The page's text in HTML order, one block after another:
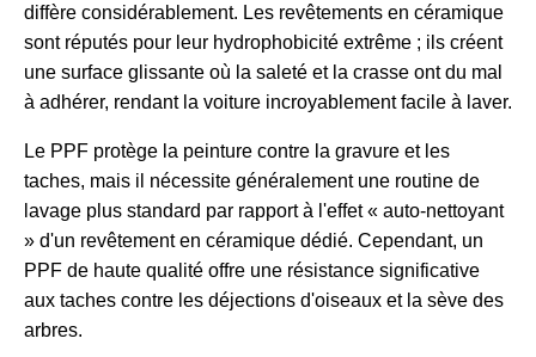
diffère considérablement. Les revêtements en céramique
sont réputés pour leur hydrophobicité extrême ; ils créent
une surface glissante où la saleté et la crasse ont du mal
à adhérer, rendant la voiture incroyablement facile à laver.
Le PPF protège la peinture contre la gravure et les
taches, mais il nécessite généralement une routine de
lavage plus standard par rapport à l'effet « auto-nettoyant
» d'un revêtement en céramique dédié. Cependant, un
PPF de haute qualité offre une résistance significative
aux taches contre les déjections d'oiseaux et la sève des
arbres.